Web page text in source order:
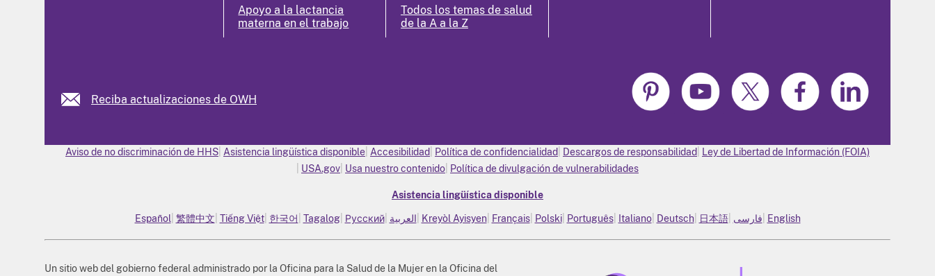
Apoyo a la lactancia
materna en el trabajo
Todos los temas de salud
de la A a la Z
Reciba actualizaciones de OWH
Aviso de no discriminación de HHS Asistencia lingüística disponible Accesibilidad Política de confidencialidad Descargos de responsabilidad
Ley de Libertad de Información (FOIA)
USA.gov Usa nuestro contenido Política de divulgación de vulnerabilidades
Asistencia lingüística disponible
Español 繁體中文 Tiếng Việt 한국어 Tagalog Русский العربية Kreyòl Ayisyen Français Polski Português Italiano Deutsch 日本語 فارسی English
Un sitio web del gobierno federal administrado por la Oficina para la Salud de la Mujer en la Oficina del